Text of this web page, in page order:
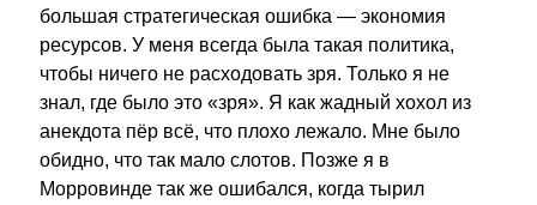
большая стратегическая ошибка — экономия
ресурсов. У меня всегда была такая политика,
чтобы ничего не расходовать зря. Только я не
знал, где было это «зря». Я как жадный хохол из
анекдота пёр всё, что плохо лежало. Мне было
обидно, что так мало слотов. Позже я в
Морровинде так же ошибался, когда тырил